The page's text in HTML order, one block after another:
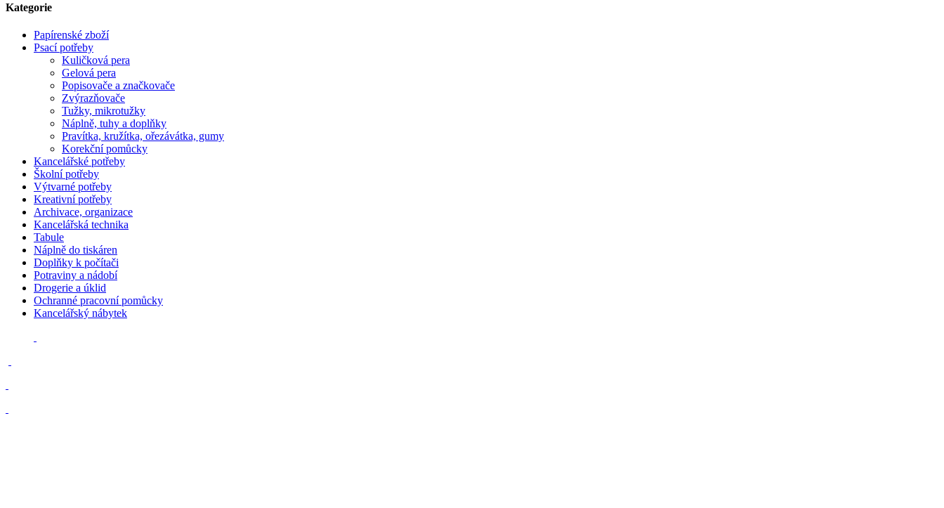
Kategorie
Papírenské zboží
Psací potřeby
Kuličková pera
Gelová pera
Popisovače a značkovače
Zvýrazňovače
Tužky, mikrotužky
Náplně, tuhy a doplňky
Pravítka, kružítka, ořezávátka, gumy
Korekční pomůcky
Kancelářské potřeby
Školní potřeby
Výtvarné potřeby
Kreativní potřeby
Archivace, organizace
Kancelářská technika
Tabule
Náplně do tiskáren
Doplňky k počítači
Potraviny a nádobí
Drogerie a úklid
Ochranné pracovní pomůcky
Kancelářský nábytek